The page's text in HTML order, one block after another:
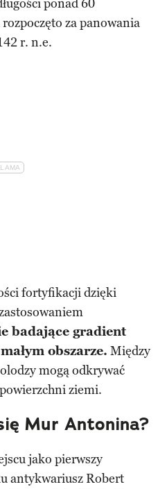
ponad 60
za panowania
r. n.e.
fortyfikacji dzięki
badające gradient
obszarze. Między
mogą odkrywać
ziemi.
Mur Antonina?
jako pierwszy
antykwariusz Robert